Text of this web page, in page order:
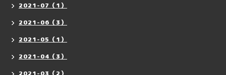
2021-07（1）
2021-06（3）
2021-05（1）
2021-04（3）
2021-03（2）